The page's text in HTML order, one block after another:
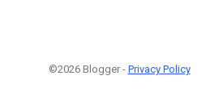
©2026 Blogger - Privacy Policy